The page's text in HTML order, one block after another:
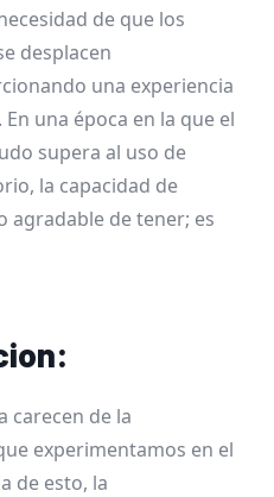
de que los
desplacen
una experiencia
una época en la que el
supera al uso de
la capacidad de
agradable de tener; es
carecen de la
experimentamos en el
de esto, la